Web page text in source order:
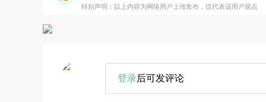
特别声明：以上内容为网络用户上传发布，仅代表该用户观点
登录后可发评论